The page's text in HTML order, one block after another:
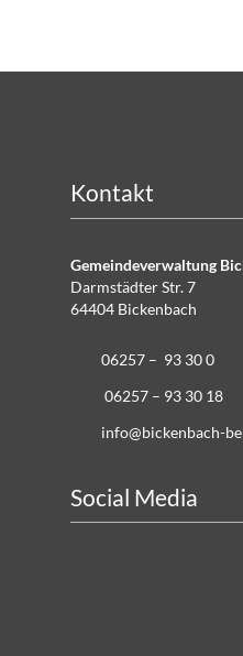
Kontakt
Gemeindeverwaltung
Darmstädter Str. 7
64404 Bickenbach
06257 – 93 30 0
06257 – 93 30 18
info@bickenbach-
Social Media